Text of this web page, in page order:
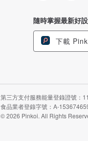
隨時掌握最新好
下載
第三方支付服務能量登錄證號：
食品業者登錄字號：A-
© 2026 Pinkoi. All Rights